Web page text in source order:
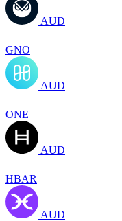
AUD
GNO
AUD
ONE
AUD
HBAR
AUD